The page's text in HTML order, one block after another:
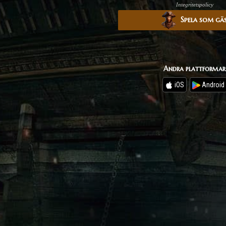
Integritetspolicy
Spela som
Andra plattformar
iOS Android